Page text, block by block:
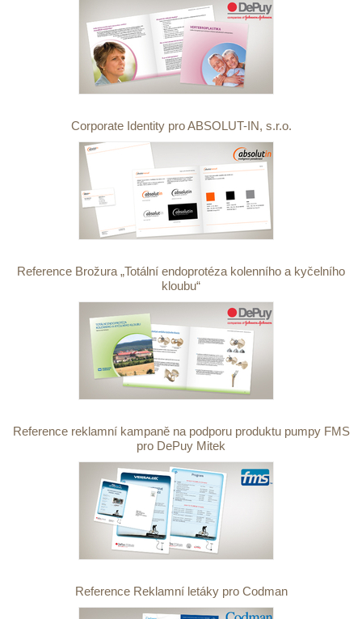
Corporate Identity pro ABSOLUT-IN, s.r.o.
Reference Brožura „Totální endoprotéza kolenního a kyčelního
kloubu“
Reference reklamní kampaně na podporu produktu pumpy FMS
pro DePuy Mitek
Reference Reklamní letáky pro Codman